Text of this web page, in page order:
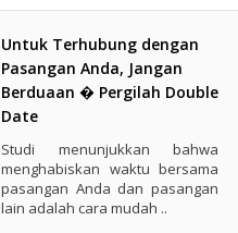
Untuk Terhubung dengan
Pasangan Anda, Jangan
Berduaan � Pergilah Double
Date
Studi menunjukkan bahwa
menghabiskan waktu bersama
pasangan Anda dan pasangan
lain adalah cara mudah ..